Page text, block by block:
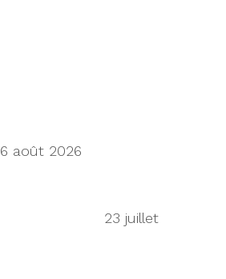
6 août 2026
23 juillet